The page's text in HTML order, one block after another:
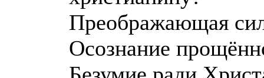
Преображающая
Осознание